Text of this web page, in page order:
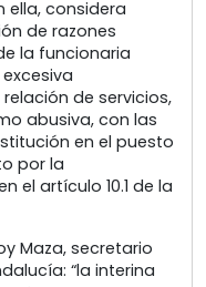
ella, considera
de razones
la funcionaria
de servicios,
abusiva, con las
en el puesto
por la
el artículo 10.1 de la
Maza, secretario
“la interina